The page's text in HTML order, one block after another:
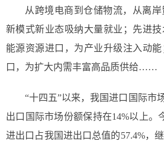
从跨境电商到仓储物流，从离
新模式新业态吸纳大量就业；先进
能源资源进口，为产业升级注入动
口，为扩大内需丰富高品质供给……
“十四五”以来，我国进口国际市
出口国际市场份额保持在14%以上。
进出口占我国进出口总值的57.4%，